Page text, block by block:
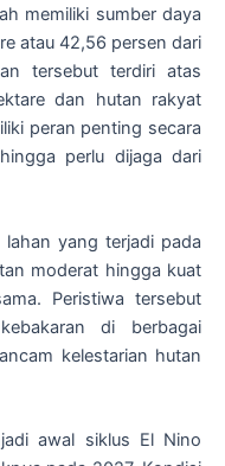
memiliki sumber daya
atau 42,56 persen dari
tersebut terdiri atas
dan hutan rakyat
peran penting secara
perlu dijaga dari
yang terjadi pada
moderat hingga kuat
Peristiwa tersebut
di berbagai
kelestarian hutan
awal siklus El Nino